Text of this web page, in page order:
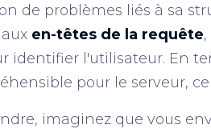
de problèmes liés à sa
aux en-têtes de la requête
identifier l'utilisateur. En
pour le serveur,
imaginez que vous